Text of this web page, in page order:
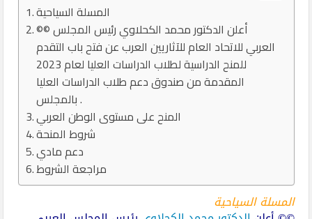
المسلة السياحية
©© أعلن الدكتور محمد الكحلاوي رئيس المجلس
العربي للاتحاد العام للآثاريين العرب عن فتح باب التقدم
للمنح الدراسية لطلاب الدراسات العليا لعام 2023
المقدمة من صندوق دعم طلاب الدراسات العليا
بالمجلس .
المنح على مستوى الوطن العربي
دعم مادي
مراجعة الشروط
المسلة السياحية